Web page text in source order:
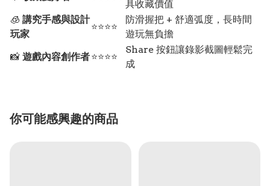
具收藏價值
🧊 講究手感與設計
玩家
⭐⭐⭐⭐
防滑握把 + 舒適弧度，長時間
遊玩無負擔
📸 遊戲內容創作者⭐⭐⭐⭐
Share 按鈕讓錄影截圖輕鬆完
成
你可能感興趣的商品